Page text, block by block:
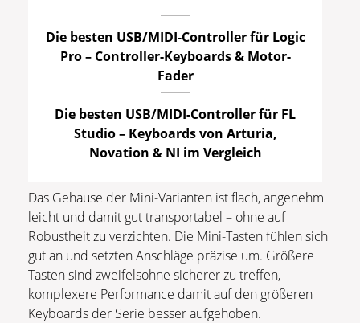
Die besten USB/MIDI-Controller für Logic
Pro – Controller-Keyboards & Motor-
Fader
Die besten USB/MIDI-Controller für FL
Studio – Keyboards von Arturia,
Novation & NI im Vergleich
Das Gehäuse der Mini-Varianten ist flach, angenehm
leicht und damit gut transportabel – ohne auf
Robustheit zu verzichten. Die Mini-Tasten fühlen sich
gut an und setzten Anschläge präzise um. Größere
Tasten sind zweifelsohne sicherer zu treffen,
komplexere Performance damit auf den größeren
Keyboards der Serie besser aufgehoben.